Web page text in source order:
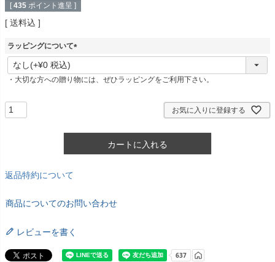
[ 435 ポイント進呈 ]
送料込
ラッピングについて
(
須
・大切な方への贈り物には、ぜひラッピングをご利用下さい。
お気に入りに登録する
カートに入れる
返品特約について
商品についてのお問い合わせ
レビューを書く